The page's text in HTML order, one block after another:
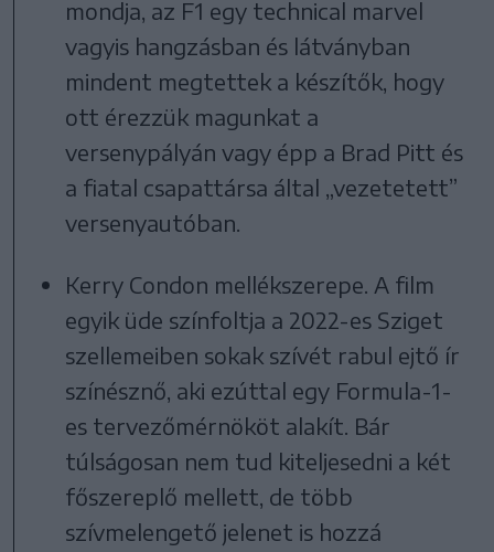
mondja, az F1 egy technical marvel
vagyis hangzásban és látványban
mindent megtettek a készítők, hogy
ott érezzük magunkat a
versenypályán vagy épp a Brad Pitt és
a fiatal csapattársa által „vezetetett”
versenyautóban.
Kerry Condon mellékszerepe. A film
egyik üde színfoltja a 2022-es Sziget
szellemeiben sokak szívét rabul ejtő ír
színésznő, aki ezúttal egy Formula-1-
es tervezőmérnököt alakít. Bár
túlságosan nem tud kiteljesedni a két
főszereplő mellett, de több
szívmelengető jelenet is hozzá